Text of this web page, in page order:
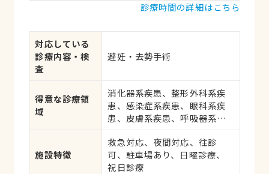
診療時間の詳細はこちら
対応している
診療内容・検
査
避妊・去勢手術
得意な診療領
域
消化器系疾患、整形外科系疾
患、感染症系疾患、眼科系疾
患、皮膚系疾患、呼吸器系疾
瘍・がん
施設特徴
救急対応、夜間対応、往診
可、駐車場あり、日曜診療、
祝日診療